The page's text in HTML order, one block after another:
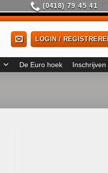
(0418) 79 45 41
LOGIN /
De Euro hoek